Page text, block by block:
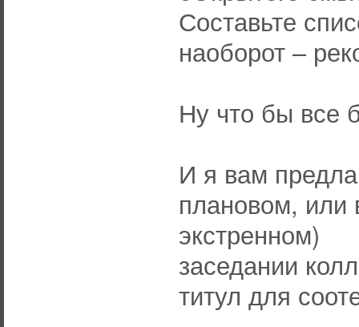
Составьте
наоборот –
Ну что бы все
И я вам
плановом, или
экстренном)
заседании
титул для